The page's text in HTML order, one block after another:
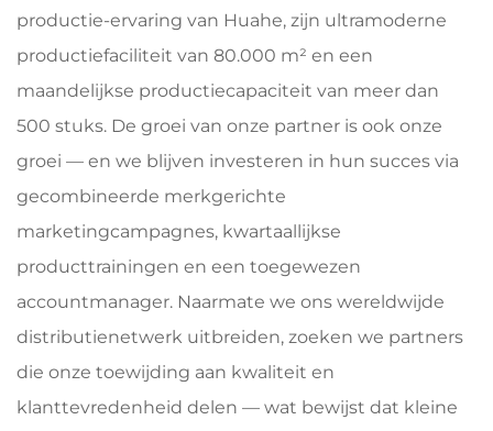
productie-ervaring van Huahe, zijn ultramoderne
productiefaciliteit van 80.000 m² en een
maandelijkse productiecapaciteit van meer dan
500 stuks. De groei van onze partner is ook onze
groei — en we blijven investeren in hun succes via
gecombineerde merkgerichte
marketingcampagnes, kwartaallijkse
producttrainingen en een toegewezen
accountmanager. Naarmate we ons wereldwijde
distributienetwerk uitbreiden, zoeken we partners
die onze toewijding aan kwaliteit en
klanttevredenheid delen — wat bewijst dat kleine